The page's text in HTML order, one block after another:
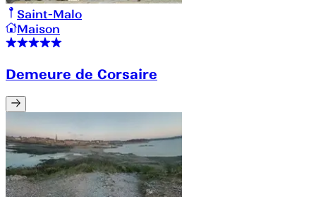
Saint-Malo
Maison
Demeure de Corsaire